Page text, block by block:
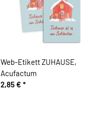
Web-Etikett ZUHAUSE,
Acufactum
2,85 € *